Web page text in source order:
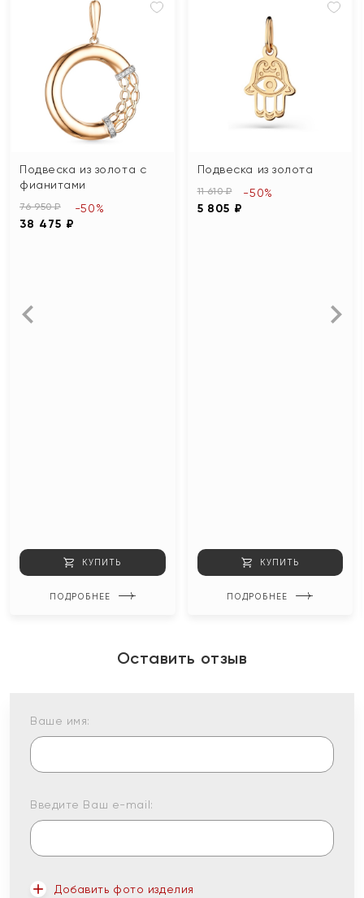
Подвеска из золота с
фианитами
76 950 ₽
38 475 ₽
-50%
КУПИТЬ
ПОДРОБНЕЕ
Подвеска из золота
11 610 ₽
5 805 ₽
-50%
КУПИТЬ
ПОДРОБНЕЕ
Оставить отзыв
Ваше имя:
Введите Ваш e-mail:
Добавить фото изделия